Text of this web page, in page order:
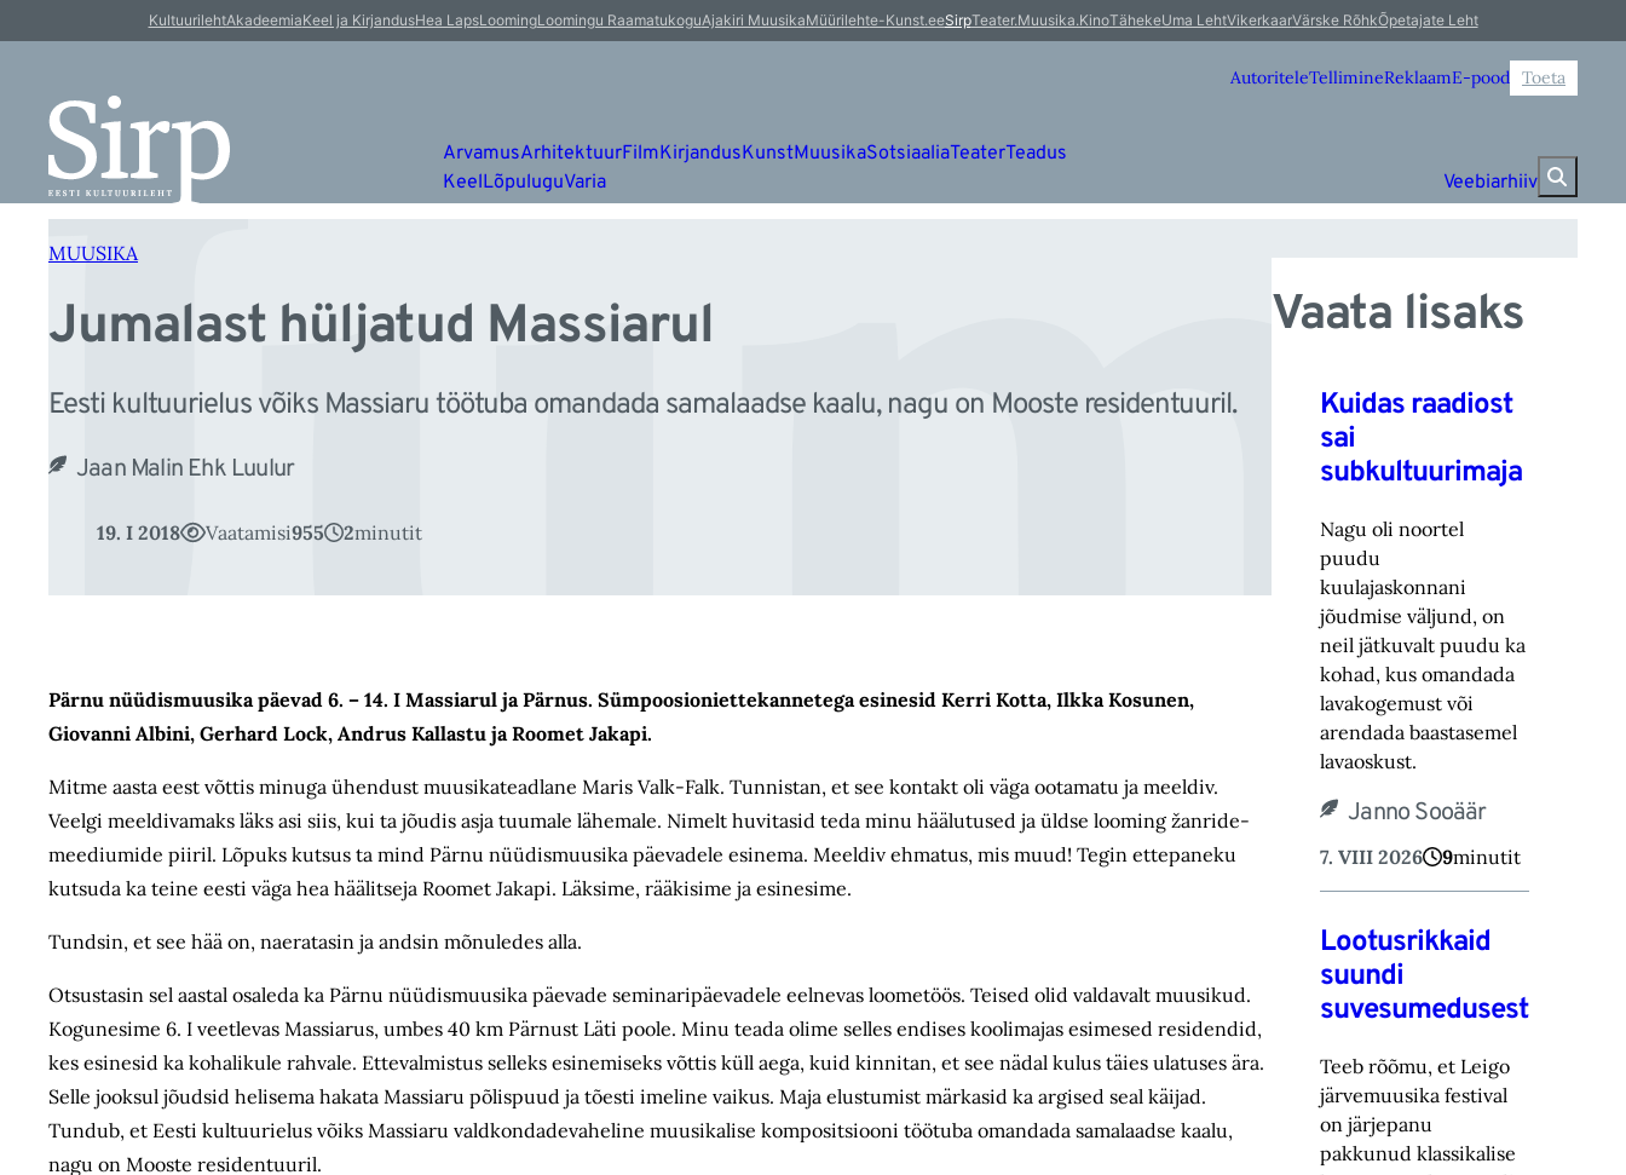
sisu
KultuurilehtAkadeemiaKeel ja KirjandusHea LapsLoomingLoomingu RaamatukoguAjakiri MuusikaMüürilehte-Kunst.eeSirpTeater.Muusika.KinoTähekeUma LehtVikerkaarVärske RõhkÕpetajate Leht
AutoriteleTellimineReklaamE-pood Toeta
ArvamusArhitektuurFilmKirjandusKunstMuusikaSotsiaaliaTeaterTeadus
KeelLõpuluguVaria Veebiarhiiv
MUUSIKA
Jumalast hüljatud Massiarul
Eesti kultuurielus võiks Massiaru töötuba omandada samalaadse kaalu, nagu on Mooste residentuuril.
Jaan Malin Ehk Luulur
19. I 2018 Vaatamisi955 2minutit
Pärnu nüüdismuusika päevad 6. – 14. I Massiarul ja Pärnus. Sümpoosioniettekannetega esinesid Kerri Kotta, Ilkka Kosunen,
Giovanni Albini, Gerhard Lock, Andrus Kallastu ja Roomet Jakapi.
Mitme aasta eest võttis minuga ühendust muusikateadlane Maris Valk-Falk. Tunnistan, et see kontakt oli väga ootamatu ja meeldiv.
Veelgi meeldivamaks läks asi siis, kui ta jõudis asja tuumale lähemale. Nimelt huvitasid teda minu häälutused ja üldse looming žanride-
meediumide piiril. Lõpuks kutsus ta mind Pärnu nüüdismuusika päevadele esinema. Meeldiv ehmatus, mis muud! Tegin ettepaneku
kutsuda ka teine eesti väga hea häälitseja Roomet Jakapi. Läksime, rääkisime ja esinesime.
Tundsin, et see hää on, naeratasin ja andsin mõnuledes alla.
Otsustasin sel aastal osaleda ka Pärnu nüüdismuusika päevade seminari­päevadele eelnevas loometöös. Teised olid valdavalt muusikud.
Kogunesime 6. I veetlevas Massiarus, umbes 40 km Pärnust Läti poole. Minu teada olime selles endises koolimajas esimesed residendid,
kes esinesid ka kohalikule rahvale. Ettevalmistus selleks esinemiseks võttis küll aega, kuid kinnitan, et see nädal kulus täies ulatuses ära.
Selle jooksul jõudsid helisema hakata Massiaru põlispuud ja tõesti imeline vaikus. Maja elustumist märkasid ka argised seal käijad.
Tundub, et Eesti kultuurielus võiks Massiaru valdkondadevaheline muusikalise kompositsiooni töötuba omandada samalaadse kaalu,
nagu on Mooste residentuuril.
Vaata lisaks
Kuidas raadiost
sai
subkultuurimaja
Nagu oli noortel
puudu
kuulajaskonnani
jõudmise väljund, on
neil jätkuvalt puudu ka
kohad, ‎kus omandada
lavakogemust või
arendada baastasemel
lavaoskust.‎
Janno Sooäär
7. VIII 2026 9minutit
Lootusrikkaid
suundi
suvesumedusest
Teeb rõõmu, et Leigo
järvemuusika festival
on järjepanu
pakkunud klassikalise